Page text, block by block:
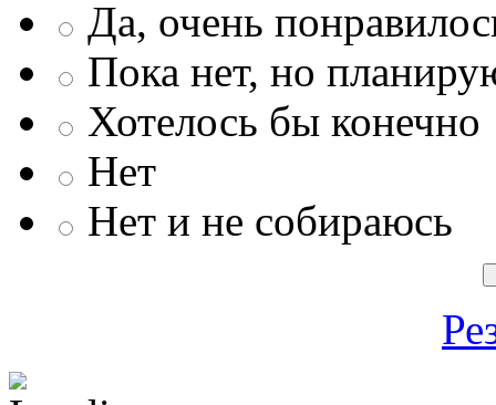
Да, очень
Пока нет, но
Хотелось бы конечно
Нет
Нет и не собираюсь